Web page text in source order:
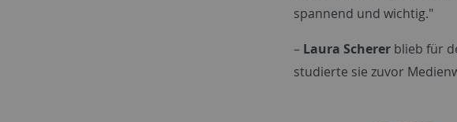
spannend und wichtig."
– Laura Scherer blieb für
studierte sie zuvor